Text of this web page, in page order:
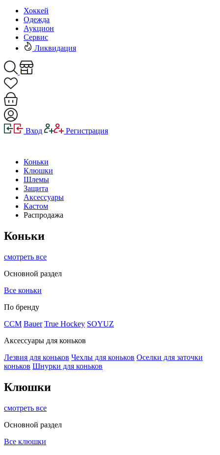
Хоккей
Одежда
Аукцион
Сервис
Ликвидация
Вход Регистрация
Коньки
Клюшки
Шлемы
Защита
Аксессуары
Кастом
Распродажа
Коньки
смотреть все
Основной раздел
Все коньки
По бренду
ССМ Bauer True Hockey SOYUZ
Аксессуары для коньков
Лезвия для коньков Чехлы для коньков Оселки для заточки
коньков Шнурки для коньков
Клюшки
смотреть все
Основной раздел
Все клюшки